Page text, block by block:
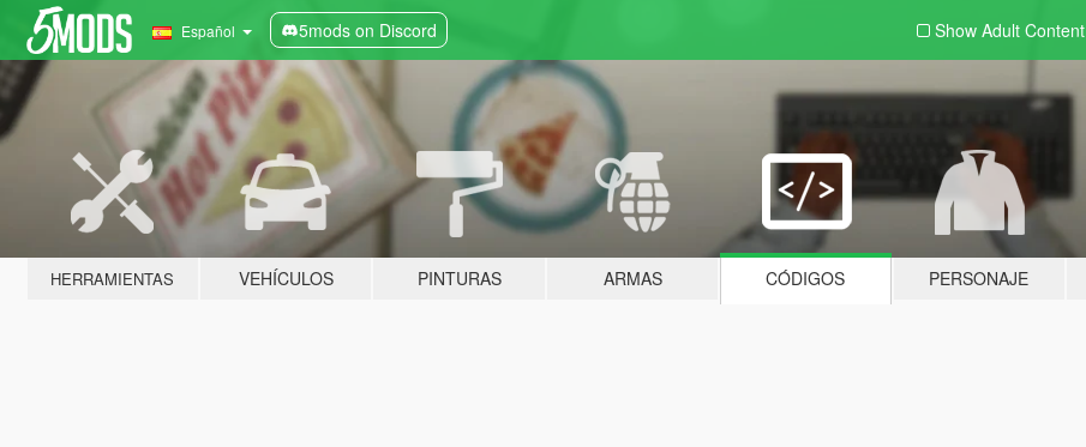
Español 5mods on Discord Show Adult Content
HERRAMIENTAS VEHÍCULOS PINTURAS ARMAS CÓDIGOS PERSONAJE